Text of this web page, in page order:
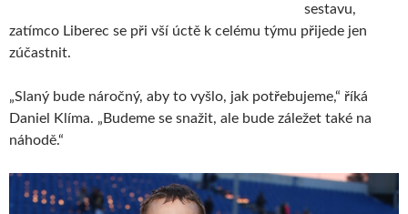
sestavu,
zatímco Liberec se při vší úctě k celému týmu přijede jen
zúčastnit.
„Slaný bude náročný, aby to vyšlo, jak potřebujeme,“ říká
Daniel Klíma. „Budeme se snažit, ale bude záležet také na
náhodě.“